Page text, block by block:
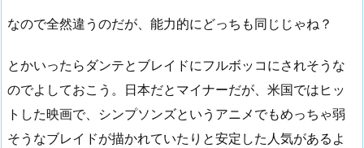
なので全然違うのだが、能力的にどっちも同じじゃね？
とかいったらダンテとブレイドにフルボッコにされそうな
のでよしておこう。日本だとマイナーだが、米国ではヒッ
トした映画で、シンプソンズというアニメでもめっちゃ弱
そうなブレイドが描かれていたりと安定した人気があるよ